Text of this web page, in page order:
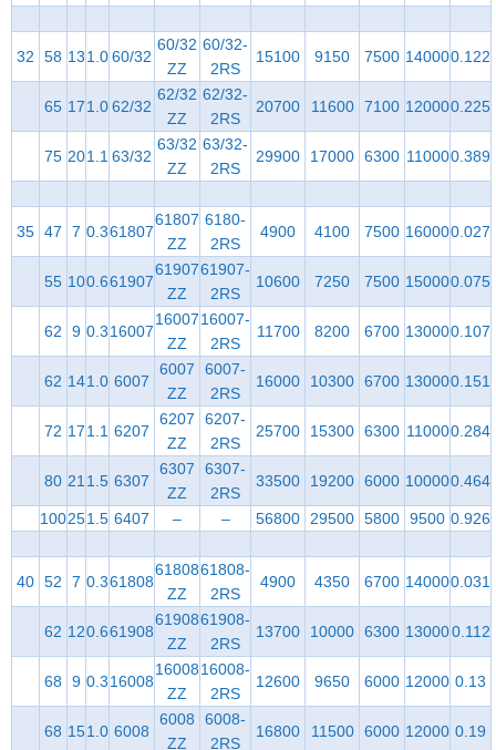
32 58 131.060/32
60/32
ZZ
60/32-
2RS
15100 9150 7500 140000.122
65 171.062/32
62/32
ZZ
62/32-
2RS
20700 11600 7100 120000.225
75 201.163/32
63/32
ZZ
63/32-
2RS
29900 17000 6300 110000.389
35 47 7 0.361807
61807
ZZ
6180-
2RS
4900 4100 7500 160000.027
55 100.661907
61907
ZZ
61907-
2RS
10600 7250 7500 150000.075
62 9 0.316007
16007
ZZ
16007-
2RS
11700 8200 6700 130000.107
62 141.0 6007
6007
ZZ
6007-
2RS
16000 10300 6700 130000.151
72 171.1 6207
6207
ZZ
6207-
2RS
25700 15300 6300 110000.284
80 211.5 6307
6307
ZZ
6307-
2RS
33500 19200 6000 100000.464
100251.5 6407 – – 56800 29500 5800 9500 0.926
40 52 7 0.361808
61808
ZZ
61808-
2RS
4900 4350 6700 140000.031
62 120.661908
61908
ZZ
61908-
2RS
13700 10000 6300 130000.112
68 9 0.316008
16008
ZZ
16008-
2RS
12600 9650 6000 12000 0.13
68 151.0 6008
6008
ZZ
6008-
2RS
16800 11500 6000 12000 0.19